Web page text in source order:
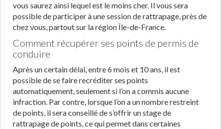
vous saurez ainsi lequel est le moins cher. Il vous sera
possible de participer à une session de rattrapage, près de
chez vous, partout sur la région Île-de-France.
Comment récupérer ses points de permis de
conduire
Après un certain délai, entre 6 mois et 10 ans, il est
possible de se faire recréditer ses points
automatiquement, seulement si l’on a commis aucune
infraction. Par contre, lorsque l’on a un nombre restreint
de points, il sera conseillé de s’offrir un stage de
rattrapage de points, ce qui permet dans certaines